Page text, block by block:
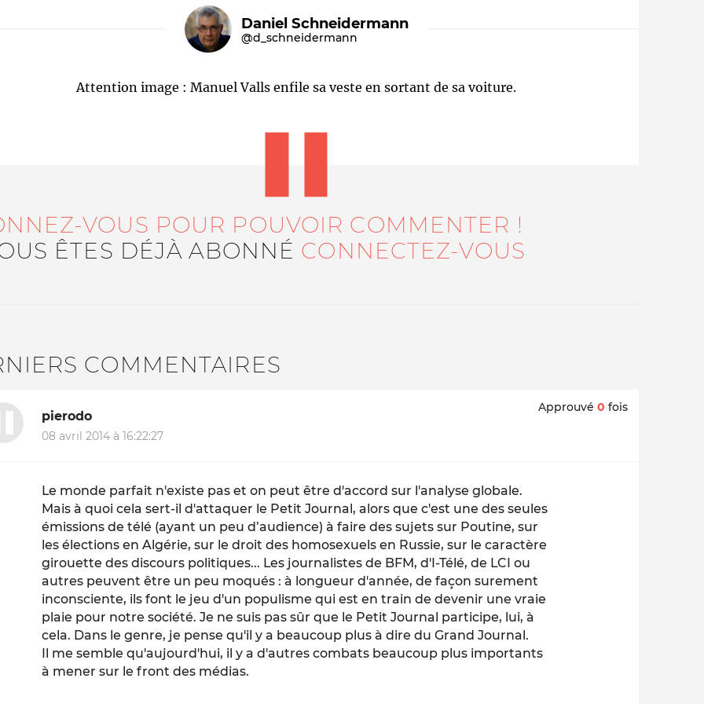
Daniel Schneidermann
@d_schneidermann
Attention image : Manuel Valls enfile sa veste en sortant de sa voiture.
VOUS POUR POUVOIR COMMENTER !
ÊTES DÉJÀ ABONNÉ CONNECTEZ-VOUS
COMMENTAIRES
pierodo
08 avril 2014 à 16:22:27
Approuvé 0 fois
Le monde parfait n'existe pas et on peut être d'accord sur l'analyse globale.
Mais à quoi cela sert-il d'attaquer le Petit Journal, alors que c'est une des seules
émissions de télé (ayant un peu d’audience) à faire des sujets sur Poutine, sur
les élections en Algérie, sur le droit des homosexuels en Russie, sur le caractère
girouette des discours politiques... Les journalistes de BFM, d'I-Télé, de LCI ou
autres peuvent être un peu moqués : à longueur d'année, de façon surement
inconsciente, ils font le jeu d'un populisme qui est en train de devenir une vraie
plaie pour notre société. Je ne suis pas sûr que le Petit Journal participe, lui, à
cela. Dans le genre, je pense qu'il y a beaucoup plus à dire du Grand Journal.
Il me semble qu'aujourd'hui, il y a d'autres combats beaucoup plus importants
à mener sur le front des médias.